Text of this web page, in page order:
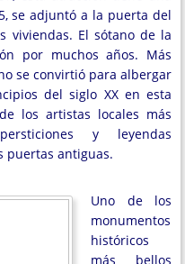
se adjuntó a la puerta del
viviendas. El sótano de la
por muchos años. Más
se convirtió para albergar
del siglo XX en esta
los artistas locales más
y leyendas
puertas antiguas.
Uno de los
monumentos
históricos
más bellos